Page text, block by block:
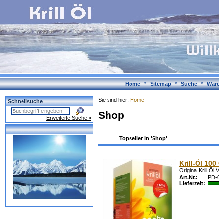
Home * Sitemap * Suche *
Schnellsuche
Erweiterte Suche »
Sie sind hier: Home
Shop
Topseller in 'Shop'
Krill-Öl 100
Original Krill Öl
Art.Nr.:
PD-
Lieferzeit: